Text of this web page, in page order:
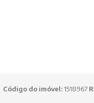
Código do imóvel:1518967